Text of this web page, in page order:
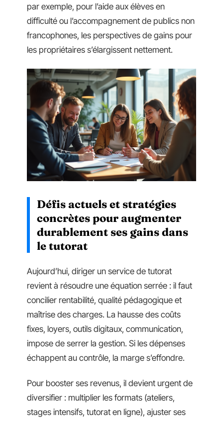
par exemple, pour l’aide aux élèves en
difficulté ou l’accompagnement de publics non
francophones, les perspectives de gains pour
les propriétaires s’élargissent nettement.
Défis actuels et stratégies
concrètes pour augmenter
durablement ses gains dans
le tutorat
Aujourd’hui, diriger un service de tutorat
revient à résoudre une équation serrée : il faut
concilier rentabilité, qualité pédagogique et
maîtrise des charges. La hausse des coûts
fixes, loyers, outils digitaux, communication,
impose de serrer la gestion. Si les dépenses
échappent au contrôle, la marge s’effondre.
Pour booster ses revenus, il devient urgent de
diversifier : multiplier les formats (ateliers,
stages intensifs, tutorat en ligne), ajuster ses